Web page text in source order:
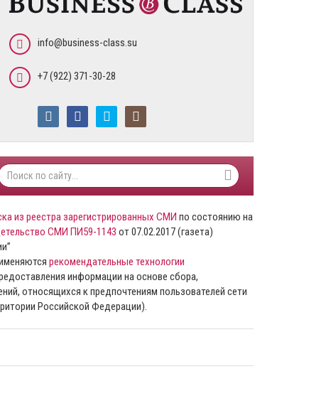
info@business-class.su
+7 (922) 371-30-28
из реестра зарегистрированных СМИ по состоянию на
СМИ ПИ59-1143 от 07.02.2017 (газета)
рекомендательные технологии
информации на основе сбора,
относящихся к предпочтениям пользователей сети
Российской Федерации).